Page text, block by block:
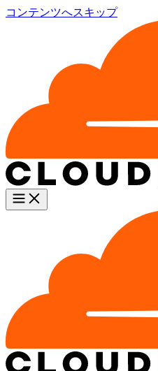
コンテンツへスキップ